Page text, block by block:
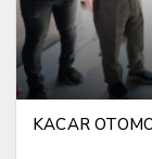
KACAR